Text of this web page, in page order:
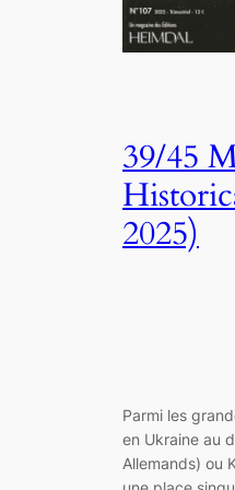
39/45
2025)
Parmi les
en Ukraine au
Allemands) ou